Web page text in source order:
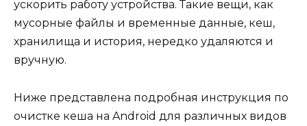
ускорить работу устройства. Такие вещи, как
мусорные файлы и временные данные, кеш,
хранилища и история, нередко удаляются и
вручную.
Ниже представлена подробная инструкция по
очистке кеша на Android для различных видов